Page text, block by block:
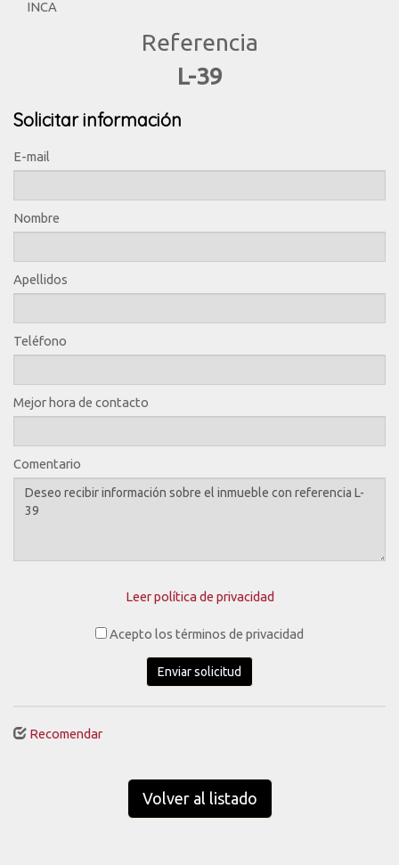
INCA
Referencia
L-39
Solicitar información
E-mail
Nombre
Apellidos
Teléfono
Mejor hora de contacto
Comentario
Leer política de privacidad
Acepto los términos de privacidad
Enviar solicitud
Recomendar
Volver al listado